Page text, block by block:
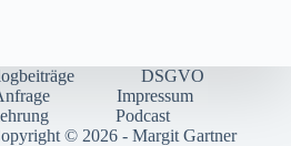
DSGVO
Impressum
Podcast
© 2026 - Margit Gartner